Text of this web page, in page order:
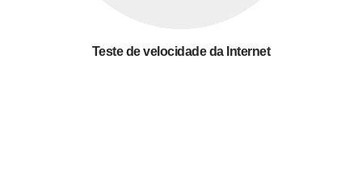
Teste de velocidade da Internet